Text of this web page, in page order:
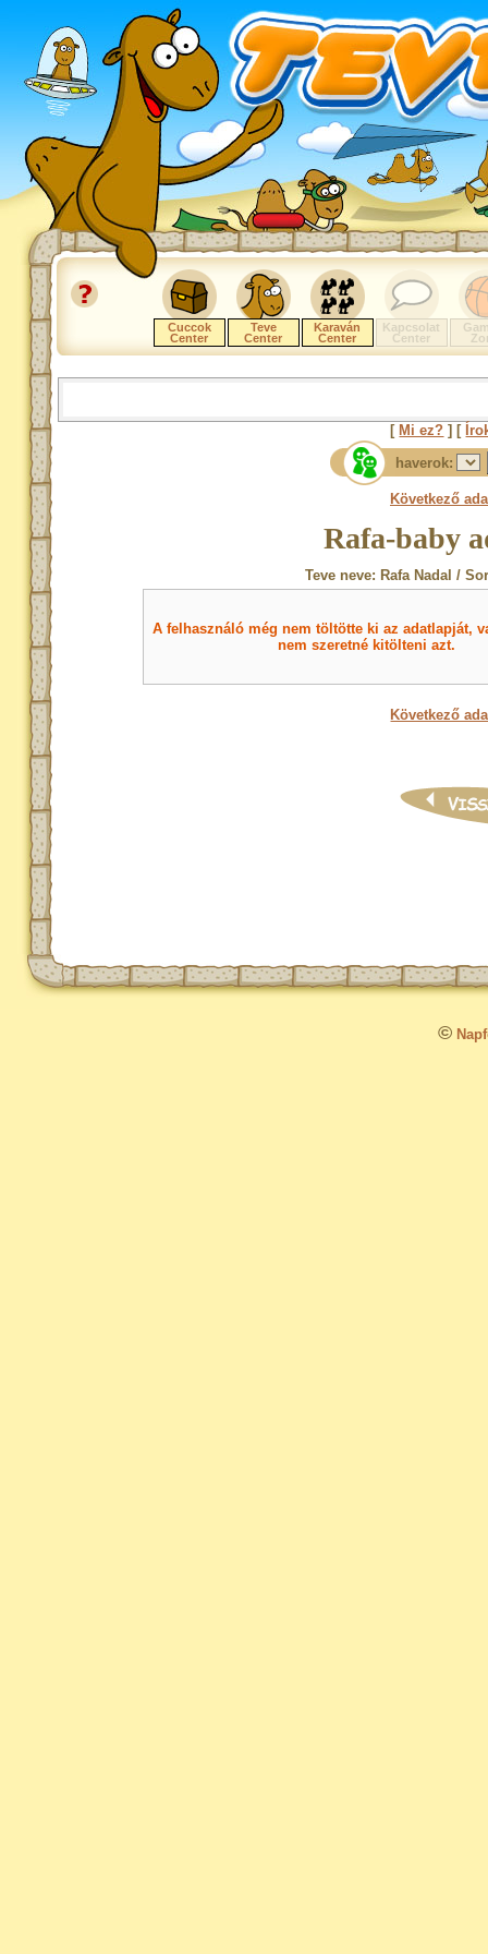
Cuccok
Center
Teve
Center
Karaván
Center
Kapcsolat
Center
[ Mi ez? ] [
haverok:
Következő
Rafa-baby
Teve neve: Rafa Nadal /
A felhasználó még nem töltötte ki az adatlapját,
nem szeretné kitölteni azt.
Következő
©